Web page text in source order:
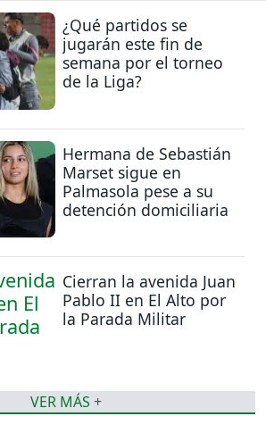
¿Qué partidos se
jugarán este fin de
semana por el torneo
de la Liga?
Hermana de Sebastián
Marset sigue en
Palmasola pese a su
detención domiciliaria
Cierran la avenida Juan
Pablo II en El Alto por
la Parada Militar
VER MÁS +